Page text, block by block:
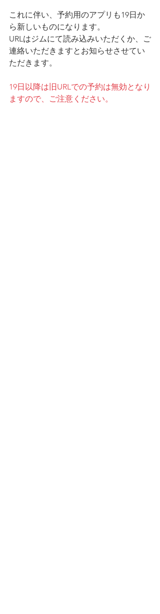
これに伴い、予約用のアプリも19日か
ら新しいものになります。
URLはジムにて読み込みいただくか、ご
連絡いただきますとお知らせさせてい
ただきます。
19日以降は旧URLでの予約は無効となり
ますので、ご注意ください。